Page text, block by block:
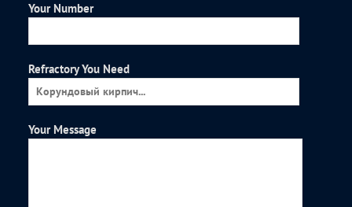
Your Number
Refractory You Need
Your Message